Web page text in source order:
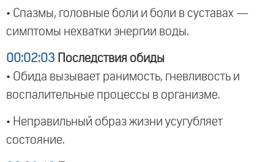
• Спазмы, головные боли и боли в суставах —
симптомы нехватки энергии воды.
00:02:03 Последствия обиды
• Обида вызывает ранимость, гневливость и
воспалительные процессы в организме.
• Неправильный образ жизни усугубляет
состояние.